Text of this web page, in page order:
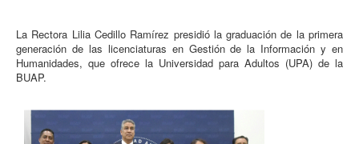
La Rectora Lilia Cedillo Ramírez presidió la graduación de la primera
generación de las licenciaturas en Gestión de la Información y en
Humanidades, que ofrece la Universidad para Adultos (UPA) de la
BUAP.